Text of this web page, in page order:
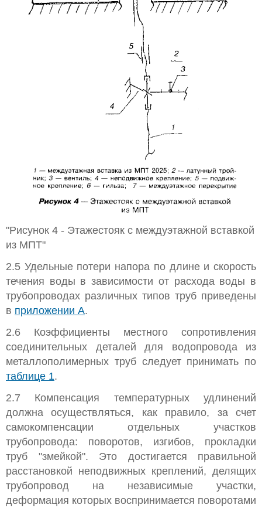
"Рисунок 4 - Этажестояк с междуэтажной вставкой
из МПТ"
2.5 Удельные потери напора по длине и скорость
течения воды в зависимости от расхода воды в
трубопроводах различных типов труб приведены
в приложении А.
2.6 Коэффициенты местного сопротивления
соединительных деталей для водопровода из
металлополимерных труб следует принимать по
таблице 1.
2.7 Компенсация температурных удлинений
должна осуществляться, как правило, за счет
самокомпенсации отдельных участков
трубопровода: поворотов, изгибов, прокладки
труб "змейкой". Это достигается правильной
расстановкой неподвижных креплений, делящих
трубопровод на независимые участки,
деформация которых воспринимается поворотами